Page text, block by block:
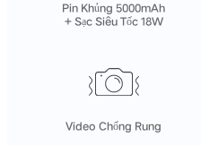
Pin Khủng 5000mAh
+ Sạc Siêu Tốc 18W
Video Chống Rung